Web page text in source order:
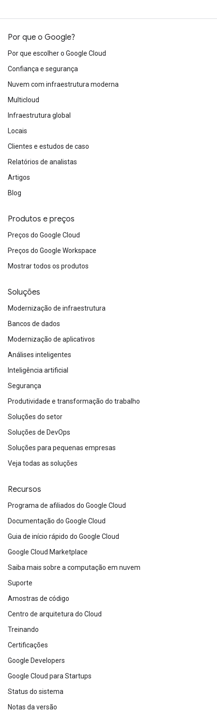
Por que o Google?
Por que escolher o Google Cloud
Confiança e segurança
Nuvem com infraestrutura moderna
Multicloud
Infraestrutura global
Locais
Clientes e estudos de caso
Relatórios de analistas
Artigos
Blog
Produtos e preços
Preços do Google Cloud
Preços do Google Workspace
Mostrar todos os produtos
Soluções
Modernização de infraestrutura
Bancos de dados
Modernização de aplicativos
Análises inteligentes
Inteligência artificial
Segurança
Produtividade e transformação do trabalho
Soluções do setor
Soluções de DevOps
Soluções para pequenas empresas
Veja todas as soluções
Recursos
Programa de afiliados do Google Cloud
Documentação do Google Cloud
Guia de início rápido do Google Cloud
Google Cloud Marketplace
Saiba mais sobre a computação em nuvem
Suporte
Amostras de código
Centro de arquitetura do Cloud
Treinando
Certificações
Google Developers
Google Cloud para Startups
Status do sistema
Notas da versão